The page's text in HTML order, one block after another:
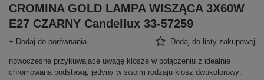
CROMINA GOLD LAMPA WISZĄCA 3X60W
E27 CZARNY Candellux 33-57259
+ Dodaj do porównania Dodaj do listy zakupowej
nowoczesne przykuwające uwagę klosze w połączeniu z idealnie
chromowaną podstawą; jedyny w swoim rodzaju klosz dwukolorowy: